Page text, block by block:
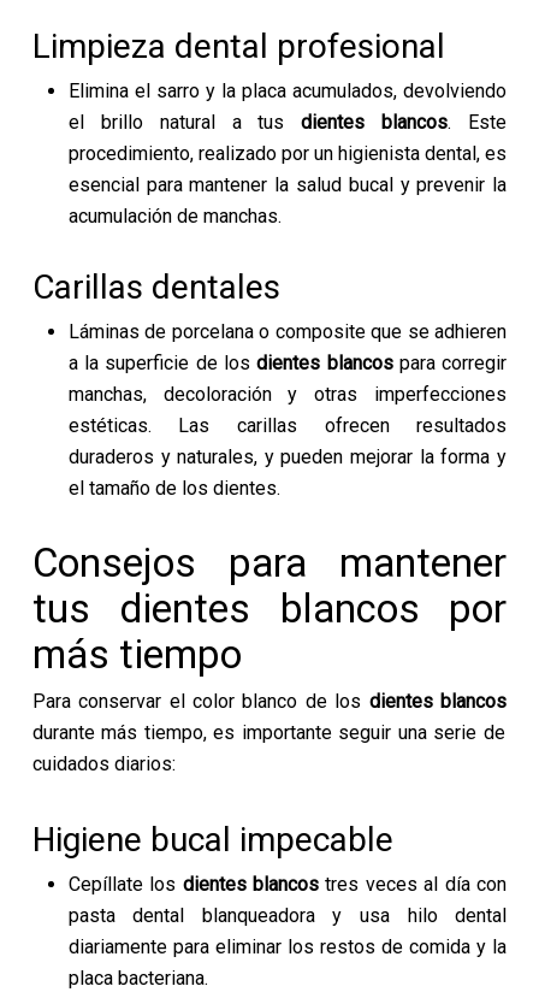
Limpieza dental profesional
Elimina el sarro y la placa acumulados, devolviendo
el brillo natural a tusdientes blancos. Este
procedimiento, realizado por un higienista dental, es
esencial para mantener la salud bucal y prevenir la
acumulación de manchas.
Carillas dentales
Láminas de porcelana o composite que se adhieren
a la superficie de losdientes blancospara corregir
manchas, decoloración y otras imperfecciones
estéticas. Las carillas ofrecen resultados
duraderos y naturales, y pueden mejorar la forma y
el tamaño de los dientes.
Consejos para mantener
tus dientes blancos por
más tiempo
Para conservar el color blanco de los dientes blancos
durante más tiempo, es importante seguir una serie de
cuidados diarios:
Higiene bucal impecable
Cepíllate los dientes blancos tres veces al día con
pasta dental blanqueadora y usa hilo dental
diariamente para eliminar los restos de comida y la
placa bacteriana.